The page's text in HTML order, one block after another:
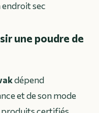
sec
une poudre de
dépend
et de son mode